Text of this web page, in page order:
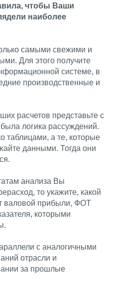
чтобы Ваши
наиболее
самыми свежими и
Для этого получите
системе, в
производственные и
расчетов представьте с
логика рассуждений.
таблицами, а те, которые
данными. Тогда они
анализа Вы
то укажите, какой
валовой прибыли, ФОТ
которыми
с аналогичными
отрасли и
за прошлые